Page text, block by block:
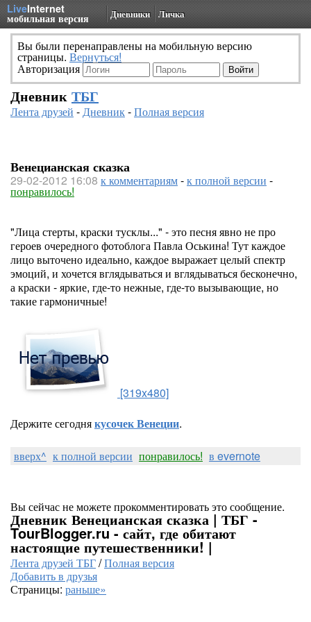
LiveInternet
мобильная версия Дневники Личка
Вы были перенаправлены на мобильную версию
страницы. Вернуться!
Авторизация
Дневник ТБГ
Лента друзей -Дневник-Полная версия
Венецианская сказка
29-02-2012 16:08 к комментариям-к полной версии -
понравилось!
"Лица стерты, краски тусклы..." - это песня явно не про
героев очередного фотоблога Павла Оськина! Тут каждое
лицо выточено идеально, каждое выражает целый спектр
эмоций, и хочется вглядываться и вглядываться бесконечно,
а краски - яркие, где-то нежные, где-то вызывающие, но
такие гармоничные!
[319x480]
Держите сегоднякусочек Венеции.
вверх^ к полной версии понравилось! в evernote
Вы сейчас не можете прокомментировать это сообщение.
Дневник Венецианская сказка | ТБГ -
TourBlogger.ru - сайт, где обитают
настоящие путешественники! |
Лента друзей ТБГ/Полная версия
Добавить в друзья
Страницы: раньше»